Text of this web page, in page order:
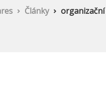
Články organizační